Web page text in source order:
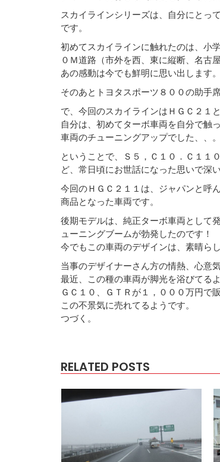
スカイラインシリーズは、自分にとっ
です。
初めてスカイラインに触れたのは、小
０Ｍ道路（市外を西、東に縦断、名古
あの感動は今でも鮮明に思い出します。
そのあとトヨタスポーツ８００の助手席
で、今回のスカイラインはＨＧＣ２１
自分は、初めてターボ車両を自分で触
車両のチューニングアップでした、、。
ということで、Ｓ５，Ｃ１０．Ｃ１１
ど、常日頃にお世話になった思いで深い
今回のＨＧＣ２１１は、ジャパンと呼
商品となった車両です。
後期モデルは、純正ターボ車両として
ューニングブームが勃発したのです！
今でもこの車両のデザインは、素晴ら
当事のデザイナーさん方の情熱、心意
最近、この種の車両が脚光を浴びてる
ＧＣ１０、ＧＴＲが１，０００万円で
この不景気に売れてるようです。
つづく。
RELATED POSTS